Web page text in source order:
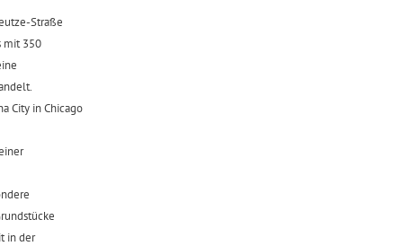
Straße
mit 350
City in Chicago
in der